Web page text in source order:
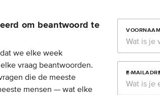
om beantwoord te
we elke week
vraag beantwoorden.
die de meeste
mensen — wat elke
VOORNAAM
E-